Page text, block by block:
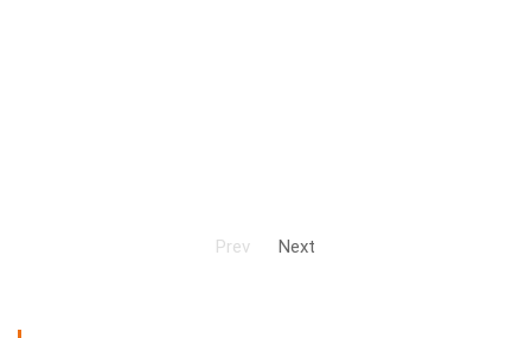
Prev Next